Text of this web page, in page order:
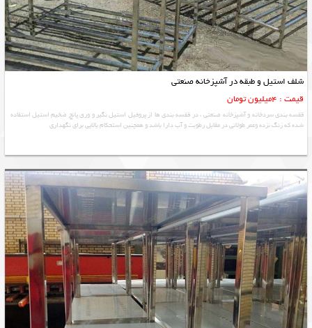
شلف استیل و طبقه در آشپزخانه صنعتی
قیمت : 4میلیون تومان
قفسه بندی سردخانه و آشپزخانه صنعتی ، در قفسه بندی ها از پروفیل استیل نگیر و ورق پانچ ضخیم استیل استفاده
شده که زنگ نزده وعمر طولانی در مقابل رطوبت و آب دارا باشد و همچنین استحکام بالایی برای نگهداری